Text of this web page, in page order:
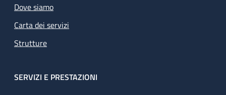
Dove siamo
Carta dei servizi
Strutture
SERVIZI E PRESTAZIONI